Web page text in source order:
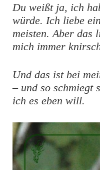
Du weißt ja, ich
würde. Ich liebe
meisten. Aber das
mich immer
Und das ist bei
– und so schmiegt
ich es eben will.